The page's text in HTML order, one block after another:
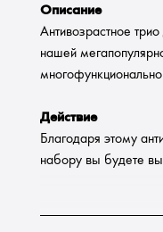
Описание
Антивозрастное
нашей
Действие
Благодаря этому
набору вы будете